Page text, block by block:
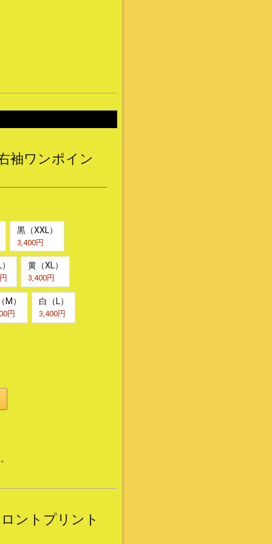
袖ワンポイン
黒（XXL）
3,400円
黄（XL）
3,400円
M）
円
白（L）
3,400円
ントプリント